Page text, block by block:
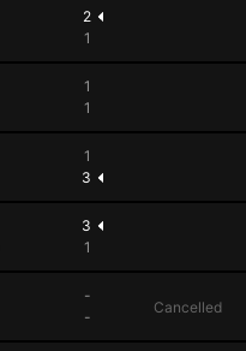
2
1
1
1
1
3
3
1
-
-
Cancelled